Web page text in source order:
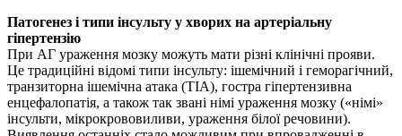
Патогенез і типи інсульту у хворих на артеріальну
гіпертензію
При АГ ураження мозку можуть мати різні клінічні прояви.
Це традиційні відомі типи інсульту: ішемічний і геморагічний,
транзиторна ішемічна атака (ТІА), гостра гіпертензивна
енцефалопатія, а також так звані німі ураження мозку («німі»
інсульти, мікрокрововиливи, ураження білої речовини).